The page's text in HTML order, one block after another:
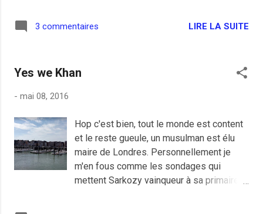
l'histoire avec une voiture d'ouvrier de
contre les rondeurs et la charmante Annie
plaisantes à regarder. Photo: Ava Dae
3 commentaires LIRE LA SUITE
Yes we Khan
- mai 08, 2016
Hop c'est bien, tout le monde est content
et le reste gueule, un musulman est élu
maire de Londres. Personnellement je
m'en fous comme les sondages qui
mettent Sarkozy vainqueur à sa primaire